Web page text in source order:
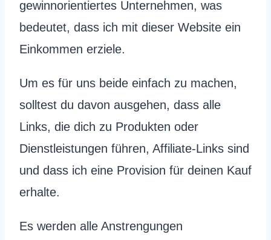
gewinnorientiertes Unternehmen, was
bedeutet, dass ich mit dieser Website ein
Einkommen erziele.
Um es für uns beide einfach zu machen,
solltest du davon ausgehen, dass alle
Links, die dich zu Produkten oder
Dienstleistungen führen, Affiliate-Links sind
und dass ich eine Provision für deinen Kauf
erhalte.
Es werden alle Anstrengungen